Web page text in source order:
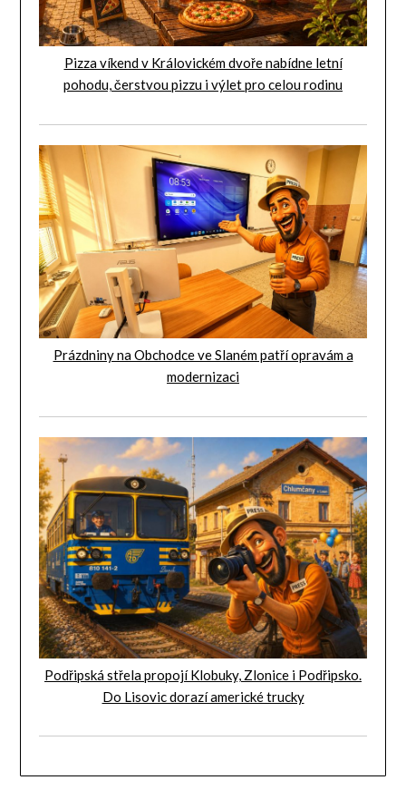
Pizza víkend v Královickém dvoře nabídne letní
pohodu, čerstvou pizzu i výlet pro celou rodinu
Prázdniny na Obchodce ve Slaném patří opravám a
modernizaci
Podřipská střela propojí Klobuky, Zlonice i Podřipsko.
Do Lisovic dorazí americké trucky